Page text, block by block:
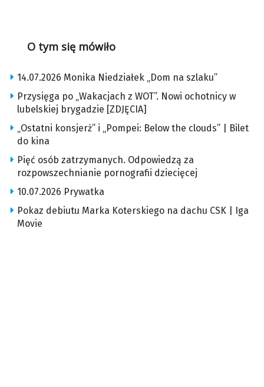
O tym się mówiło
14.07.2026 Monika Niedziałek „Dom na szlaku”
Przysięga po „Wakacjach z WOT”. Nowi ochotnicy w
lubelskiej brygadzie [ZDJĘCIA]
„Ostatni konsjerż” i „Pompei: Below the clouds” | Bilet
do kina
Pięć osób zatrzymanych. Odpowiedzą za
rozpowszechnianie pornografii dziecięcej
10.07.2026 Prywatka
Pokaz debiutu Marka Koterskiego na dachu CSK | Iga
Movie